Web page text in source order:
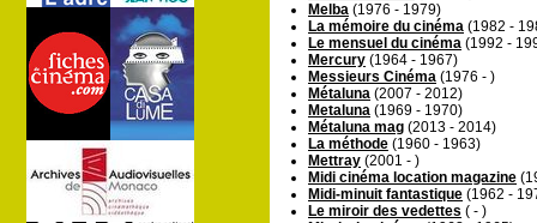
Melba (1976 - 1979)
La mémoire du cinéma (1982 -
Le mensuel du cinéma (1992 -
Mercury (1964 - 1967)
Messieurs Cinéma (1976 - )
Métaluna (2007 - 2012)
Metaluna (1969 - 1970)
Métaluna mag (2013 - 2014)
La méthode (1960 - 1963)
Mettray (2001 - )
Midi cinéma location magazine
Midi-minuit fantastique (1962 -
Le miroir des vedettes ( - )